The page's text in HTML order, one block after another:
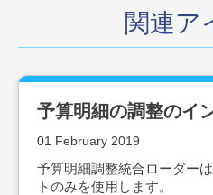
関連ア
予算明細の調整のイ
01 February 2019
予算明細調整統合ローダー
トのみを使用します。